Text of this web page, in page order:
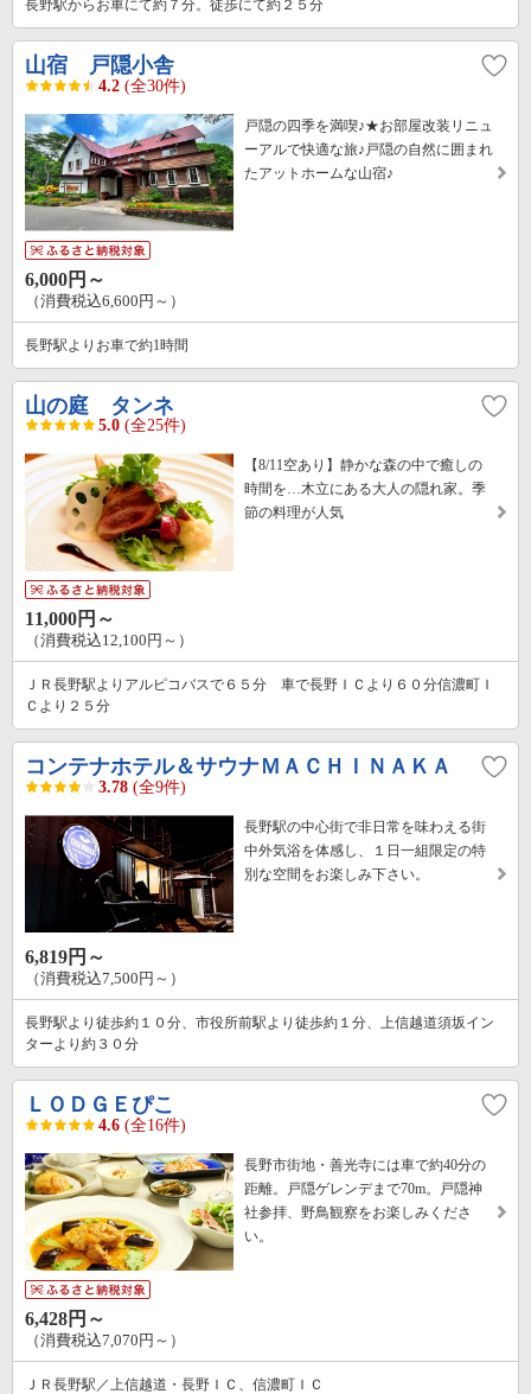
長野駅からお車にて約７分。徒歩にて約２５分
山宿 戸隠小舎
4.2 (全30件)
戸隠の四季を満喫♪★お部屋改装リニュ
ーアルで快適な旅♪戸隠の自然に囲まれ
たアットホームな山宿♪
6,000円～
（消費税込6,600円～）
長野駅よりお車で約1時間
山の庭 タンネ
5.0 (全25件)
【8/11空あり】静かな森の中で癒しの
時間を…木立にある大人の隠れ家。季
節の料理が人気
11,000円～
（消費税込12,100円～）
ＪＲ長野駅よりアルピコバスで６５分 車で長野ＩＣより６０分信濃町Ｉ
Ｃより２５分
コンテナホテル＆サウナＭＡＣＨＩＮＡＫＡ
3.78 (全9件)
長野駅の中心街で非日常を味わえる街
中外気浴を体感し、１日一組限定の特
別な空間をお楽しみ下さい。
6,819円～
（消費税込7,500円～）
長野駅より徒歩約１０分、市役所前駅より徒歩約１分、上信越道須坂イン
ターより約３０分
ＬＯＤＧＥぴこ
4.6 (全16件)
長野市街地・善光寺には車で約40分の
距離。戸隠ゲレンデまで70m。戸隠神
社参拝、野鳥観察をお楽しみくださ
い。
6,428円～
（消費税込7,070円～）
ＪＲ長野駅／上信越道・長野ＩＣ、信濃町ＩＣ